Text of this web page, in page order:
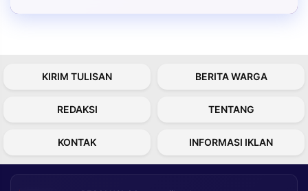
KIRIM TULISAN BERITA WARGA
REDAKSI TENTANG
KONTAK INFORMASI IKLAN